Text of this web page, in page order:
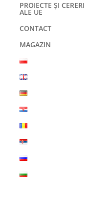
PROIECTE ȘI CERERI
ALE UE
CONTACT
MAGAZIN